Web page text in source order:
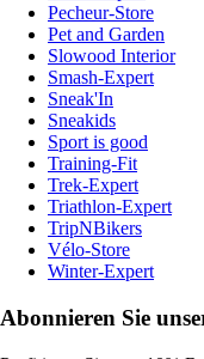
Pecheur-Store
Pet and Garden
Slowood Interior
Smash-Expert
Sneak'In
Sneakids
Sport is good
Training-Fit
Trek-Expert
Triathlon-Expert
TripNBikers
Vélo-Store
Winter-Expert
Abonnieren Sie